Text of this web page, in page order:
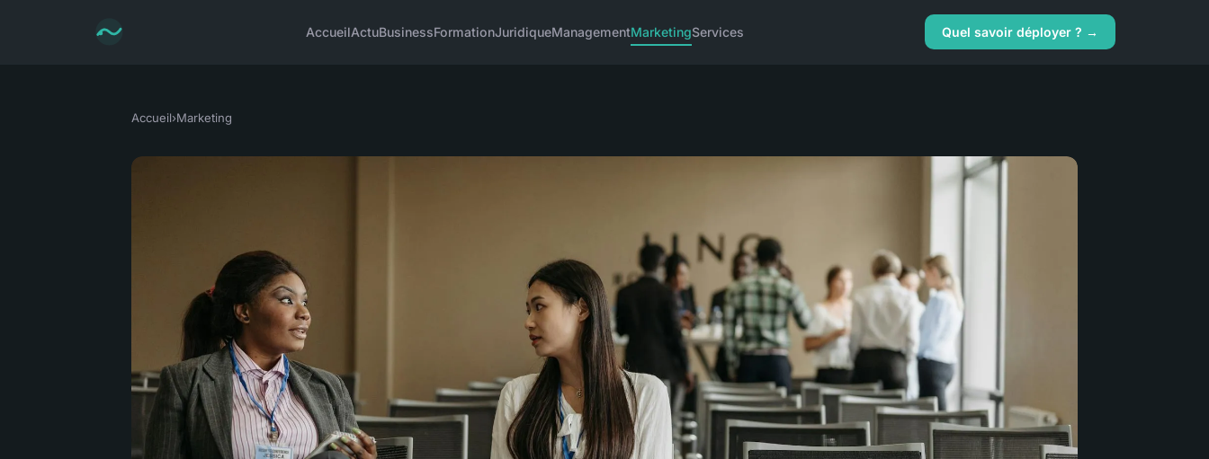
AccueilActuBusinessFormationJuridiqueManagementMarketingServices Quel savoir déployer ? →
Accueil›Marketing